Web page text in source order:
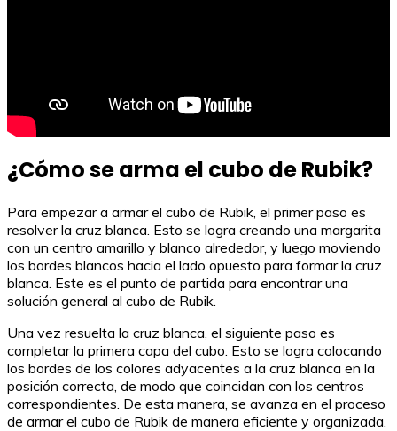
¿Cómo se arma el cubo de Rubik?
Para empezar a armar el cubo de Rubik, el primer paso es
resolver la cruz blanca. Esto se logra creando una margarita
con un centro amarillo y blanco alrededor, y luego moviendo
los bordes blancos hacia el lado opuesto para formar la cruz
blanca. Este es el punto de partida para encontrar una
solución general al cubo de Rubik.
Una vez resuelta la cruz blanca, el siguiente paso es
completar la primera capa del cubo. Esto se logra colocando
los bordes de los colores adyacentes a la cruz blanca en la
posición correcta, de modo que coincidan con los centros
correspondientes. De esta manera, se avanza en el proceso
de armar el cubo de Rubik de manera eficiente y organizada.